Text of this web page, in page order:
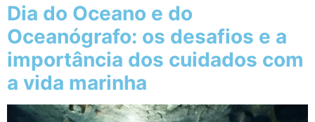
Dia do Oceano e do
Oceanógrafo: os desafios e a
importância dos cuidados com
a vida marinha